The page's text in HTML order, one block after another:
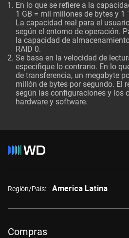
En lo que se refiere a la
1 GB = mil millones de bytes y 1
La capacidad real para el
según el entorno de operación.
la capacidad de
RAID 0.
Se basa en la velocidad de
especifique lo contrario. En lo
de transferencia, un megabyte
millón de bytes por segundo. El
según las configuraciones y los
hardware y software.
Región/País: America Latina
Compras